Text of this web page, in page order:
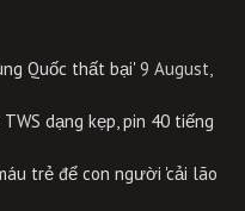
Quốc thất bại' 9 August,
dạng kẹp, pin 40 tiếng
trẻ để con người 'cải lão